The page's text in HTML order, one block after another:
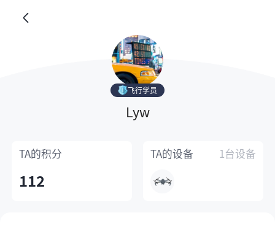
飞行学员
Lyw
TA的积分
112
TA的设备 1台设备